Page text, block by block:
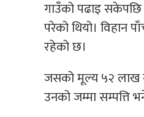
गाउँको पढाइ
परेको थियो।
रहेको छ।
जसको मूल्य ५२ लाख
उनको जम्मा सम्पत्ति